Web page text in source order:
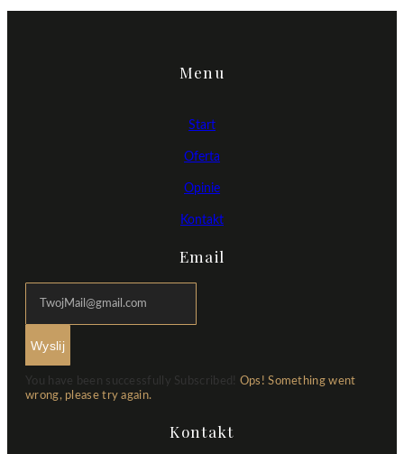
Menu
Start
Oferta
Opinie
Kontakt
Email
Wyslij
You have been successfully Subscribed!
Ops! Something went
wrong, please try again.
Kontakt